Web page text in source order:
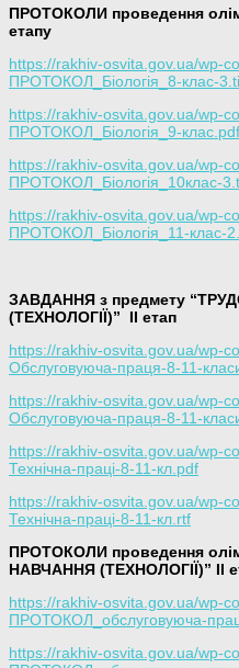
ПРОТОКОЛИ проведення
етапу
https://rakhiv-osvita.gov.ua/wp-
ПРОТОКОЛ_Біологія_8-клас-
https://rakhiv-osvita.gov.ua/wp-
ПРОТОКОЛ_Біологія_9-клас.pdf
https://rakhiv-osvita.gov.ua/wp-
ПРОТОКОЛ_Біологія_10клас-
https://rakhiv-osvita.gov.ua/wp-
ПРОТОКОЛ_Біологія_11-клас-
ЗАВДАННЯ з предмету
(ТЕХНОЛОГІЇ)”
ІІ етап
https://rakhiv-osvita.gov.ua/wp-
Обслуговуюча-праця-8-11-
https://rakhiv-osvita.gov.ua/wp-
Обслуговуюча-праця-8-11-
https://rakhiv-osvita.gov.ua/wp-
Технічна-праці-8-11-кл.pdf
https://rakhiv-osvita.gov.ua/wp-
Технічна-праці-8-11-кл.rtf
ПРОТОКОЛИ проведення
НАВЧАННЯ (ТЕХНОЛОГІЇ)” ІІ
https://rakhiv-osvita.gov.ua/wp-
ПРОТОКОЛ_обслуговуюча-
https://rakhiv-osvita.gov.ua/wp-